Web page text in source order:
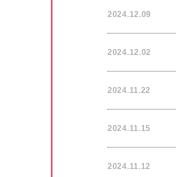
2024.12.09
2024.12.02
2024.11.22
2024.11.15
2024.11.12